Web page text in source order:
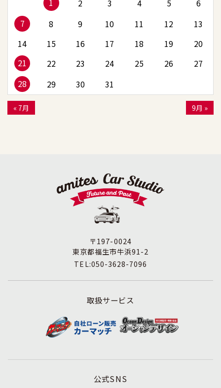
1 2 3 4 5
6
7
8 9 10 11 12
13
14
15 16 17 18 19
20
21
22 23 24 25 26
27
28
29 30 31
« 7月 9月 »
〒197-0024
東京都福生市牛浜91-2
TEL:050-3628-7096
取扱サービス
公式SNS